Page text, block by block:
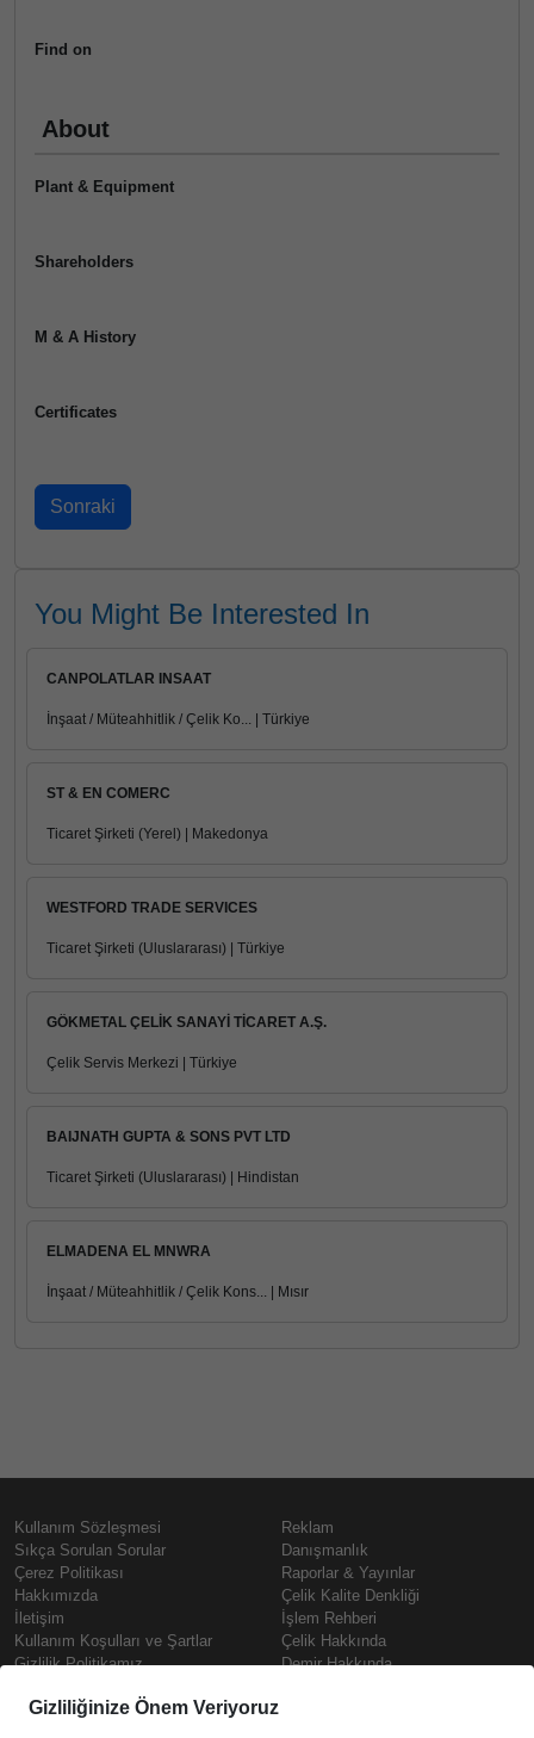
Find on
About
Plant & Equipment
Shareholders
M & A History
Certificates
You Might Be Interested In
CANPOLATLAR INSAAT
İnşaat / Müteahhitlik / Çelik Ko... | Türkiye
ST & EN COMERC
Ticaret Şirketi (Yerel) | Makedonya
WESTFORD TRADE SERVICES
Ticaret Şirketi (Uluslararası) | Türkiye
GÖKMETAL ÇELİK SANAYİ TİCARET A.Ş.
Çelik Servis Merkezi | Türkiye
BAIJNATH GUPTA & SONS PVT LTD
Ticaret Şirketi (Uluslararası) | Hindistan
ELMADENA EL MNWRA
İnşaat / Müteahhitlik / Çelik Kons... | Mısır
Kullanım Sözleşmesi
Sıkça Sorulan Sorular
Çerez Politikası
Hakkımızda
İletişim
Kullanım Koşulları ve Şartlar
Gizlilik Politikamız
Prime
Reklam
Danışmanlık
Raporlar & Yayınlar
Çelik Kalite Denkliği
İşlem Rehberi
Çelik Hakkında
Demir Hakkında